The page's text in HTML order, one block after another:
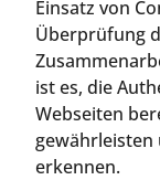
Einsatz von
Überprüfung
ist es, die
Webseiten
erkennen.